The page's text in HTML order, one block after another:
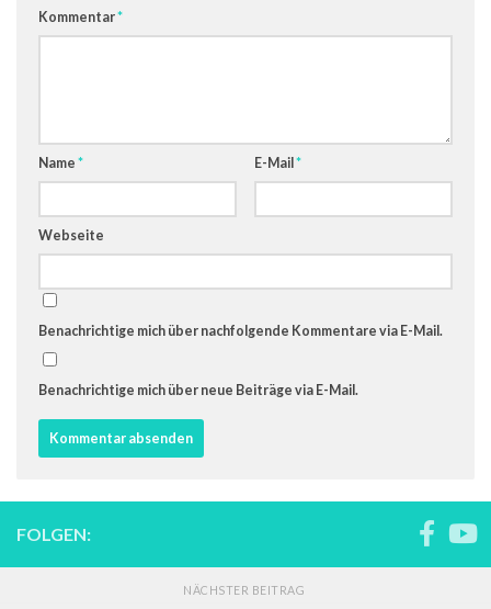
Kommentar*
Name * E-Mail *
Webseite
Benachrichtige mich über nachfolgende Kommentare via E-Mail.
Benachrichtige mich über neue Beiträge via E-Mail.
FOLGEN:
NÄCHSTER BEITRAG